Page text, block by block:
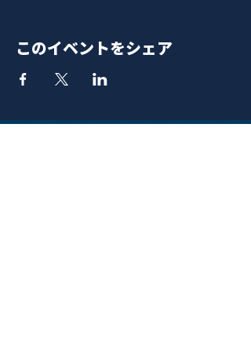
このイベントをシェア